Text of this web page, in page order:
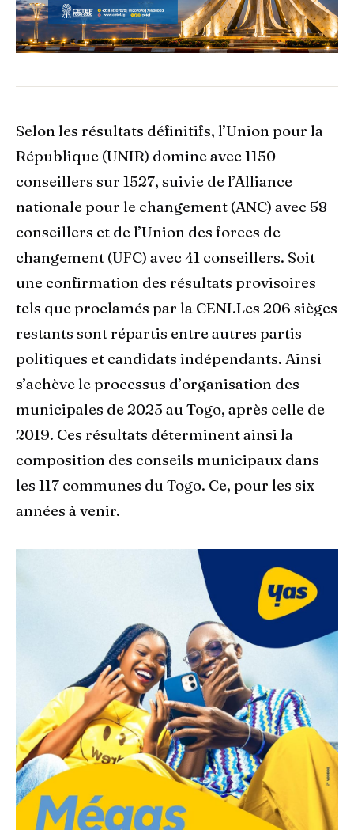
Selon les résultats définitifs, l’Union pour la
République (UNIR) domine avec 1150
conseillers sur 1527, suivie de l’Alliance
nationale pour le changement (ANC) avec 58
conseillers et de l’Union des forces de
changement (UFC) avec 41 conseillers. Soit
une confirmation des résultats provisoires
tels que proclamés par la CENI.Les 206 sièges
restants sont répartis entre autres partis
politiques et candidats indépendants. Ainsi
s’achève le processus d’organisation des
municipales de 2025 au Togo, après celle de
2019. Ces résultats déterminent ainsi la
composition des conseils municipaux dans
les 117 communes du Togo. Ce, pour les six
années à venir.